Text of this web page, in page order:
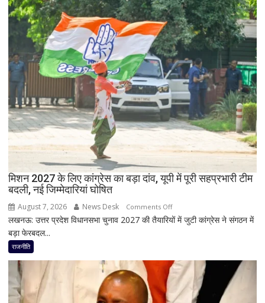
पर
भी
बड़ी
छूट
झटका,
प्रदेश
अध्यक्ष
डॉ.
रामाशीष
राय
ने
RLD
से
दिया
इस्तीफा
मिशन 2027 के लिए कांग्रेस का बड़ा दांव, यूपी में पूरी सहप्रभारी टीम
बदली, नई जिम्मेदारियां घोषित
August 7, 2026 News Desk Comments Offon
मिशन
लिए
कांग्रेस
का
बड़ा
लखनऊ: उत्तर प्रदेश विधानसभा चुनाव 2027 की तैयारियों में जुटी कांग्रेस ने संगठन में
बड़ा फेरबदल...
राजनीति